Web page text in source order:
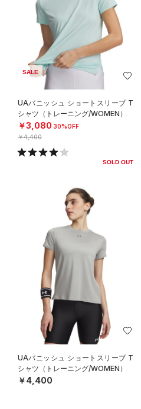
SALE
UAバニッシュ ショートスリーブ T
シャツ（トレーニング/WOMEN）
￥3,080 30%OFF
￥4,400
SOLD OUT
UAバニッシュ ショートスリーブ T
シャツ（トレーニング/WOMEN）
￥4,400